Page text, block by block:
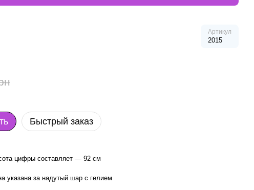
Артикул
2015
Быстрый заказ
цифры составляет — 92 см
указана за надутый шар с гелием